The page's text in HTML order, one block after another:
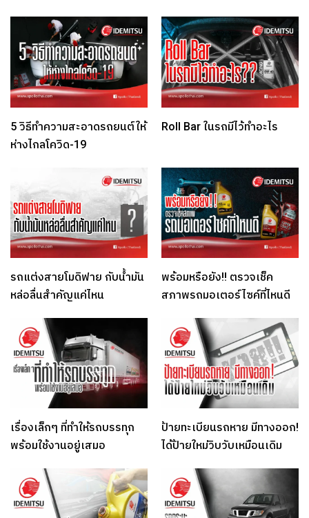
5 วิธีทำความสะอาดรถยนต์ให้
ห่างไกลโควิด-19
Roll Bar ในรถมีไว้ทำอะไร
รถแต่งสายโมดิฟาย กับน้ำมัน
หล่อลื่นสำคัญแค่ไหน
พร้อมหรือยัง!! ตรวจเช็ค
สภาพรถมอเตอร์ไซค์ที่ไหนดี
เรื่องเล็กๆ ที่ทำให้รถบรรทุก
พร้อมใช้งานอยู่เสมอ
ป้ายทะเบียนรถหาย มีทางออก!
ได้ป้ายใหม่วิบวับเหมือนเดิม